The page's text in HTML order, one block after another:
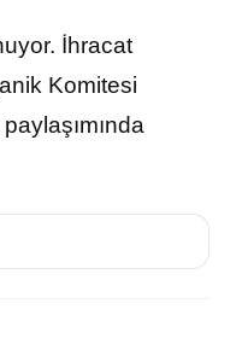
İhracat
Komitesi